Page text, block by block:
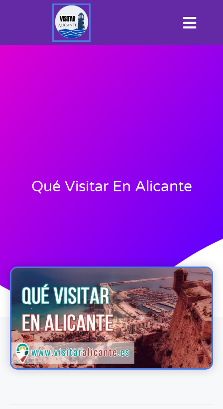
Qué Visitar En Alicante